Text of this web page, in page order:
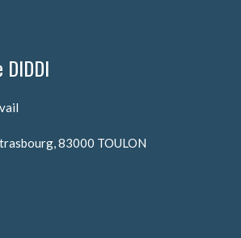
83000 TOULON